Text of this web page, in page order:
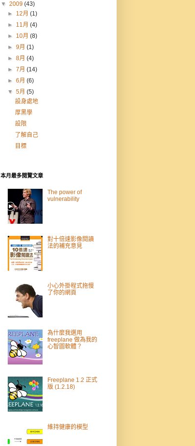
▼ 2009 (43)
► 12月(1)
► 11月(4)
► 10月(8)
►9月(1)
►8月(4)
►7月(14)
►6月(6)
▼5月(5)
設身處地
厚黑學
設限
了解自己
目標
本月最多閱覽文章
The power of
vulnerability
對十倍速影像閱讀
法的補充意見
小心外掛程式拖慢
了你的網頁
為什麼我選用
freeplane 做為我的
心智圖軟體？
Freeplane 1.2 正式
版 (1.2.18)
維持健康的模型